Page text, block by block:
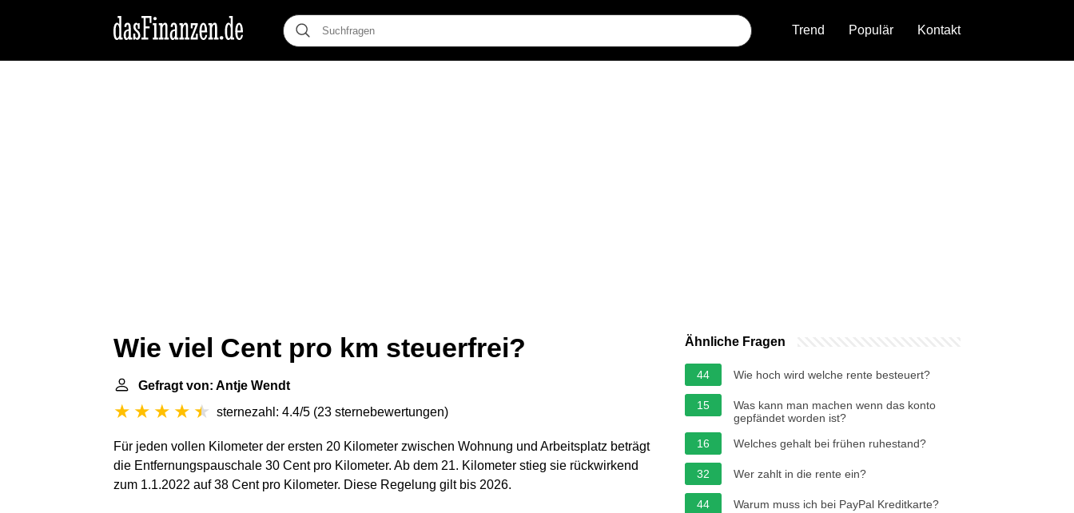
Trend Populär Kontakt
Wie viel Cent pro km steuerfrei?
Gefragt von: Antje Wendt
sternezahl: 4.4/5 (23 sternebewertungen)
Für jeden vollen Kilometer der ersten 20 Kilometer zwischen Wohnung und Arbeitsplatz beträgt
die Entfernungspauschale 30 Cent pro Kilometer. Ab dem 21. Kilometer stieg sie rückwirkend
zum 1.1.2022 auf 38 Cent pro Kilometer. Diese Regelung gilt bis 2026.
Ähnliche Fragen
44 Wie hoch wird welche rente besteuert?
15
Was kann man machen wenn das konto
gepfändet worden ist?
16
Welches gehalt bei frühen ruhestand?
32 Wer zahlt in die rente ein?
44 Warum muss ich bei PayPal Kreditkarte?